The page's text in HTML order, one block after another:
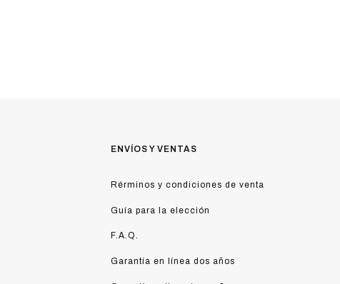
ENVÍOS Y VENTAS
Rérminos y condiciones de venta
Guía para la elección
F.A.Q.
Garantía en línea dos años